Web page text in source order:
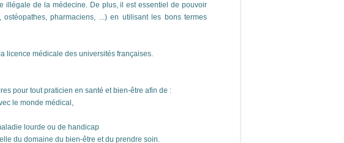
illégale de la médecine. De plus, il est essentiel de pouvoir
pharmaciens, ...) en utilisant les bons termes
licence médicale des universités françaises.
pour tout praticien en santé et bien-être afin de :
le monde médical,
lourde ou de handicap
du domaine du bien-être et du prendre soin.